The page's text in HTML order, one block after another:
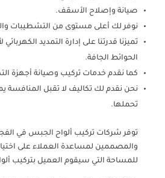
صيانة وإصلاح الأسقف.
نوفر لك أعلى مستوى من التشطيبات
تميزنا قدرتنا على إدارة التمديد
الحوائط الجافة.
كما نقدم خدمات تركيب وصيانة أجهزة
نحن نقدم لك تكاليف لا تقبل
تحملها.
توفر شركات تركيب ألواح الجبس في
والمصممين لمساعدة العملاء على
للمساحة التي سيقوم العميل بتركيب